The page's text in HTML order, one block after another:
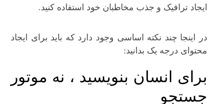
ایجاد ترافیک و جذب مخاطبان خود استفاده کنید.
در اینجا چند نکته اساسی وجود دارد که باید برای ایجاد
محتوای درجه یک بدانید:
برای انسان بنویسید ، نه موتور
جستجو